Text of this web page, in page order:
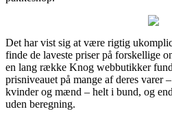
Det har vist sig at være rigtig
finde de laveste priser på forskellige
en lang række Knog webbutikker
prisniveauet på mange af deres varer
kvinder og mænd – helt i bund, og
uden beregning.